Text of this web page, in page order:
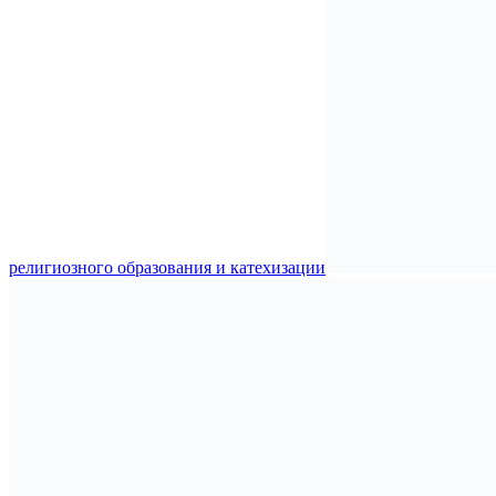
религиозного образования и катехизации